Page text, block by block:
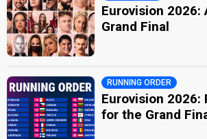
Eurovision 2026:
Grand Final
RUNNING ORDER
Eurovision 2026:
for the Grand